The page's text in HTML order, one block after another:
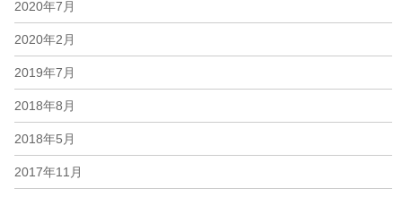
2020年7月
2020年2月
2019年7月
2018年8月
2018年5月
2017年11月